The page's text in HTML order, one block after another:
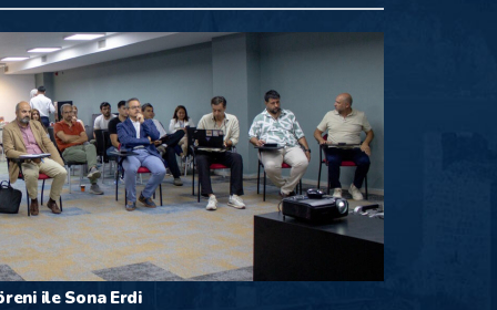
2024 Yılı Adaçayı Üretimi
ile Sona Erdi